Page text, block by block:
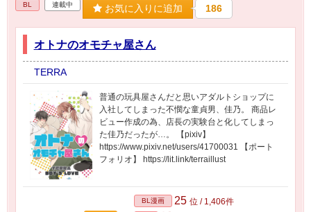
BL 連載中 お気に入りに追加 186
オトナのオモチャ屋さん
TERRA
普通の玩具屋さんだと思いアダルトショップに
入社してしまった不憫な童貞男、佳乃。 商品レ
ビュー作成の為、店長の実験台と化してしまっ
た佳乃だったが…。 【pixiv】
https://www.pixiv.net/users/41700031 【ポート
フォリオ】 https://lit.link/terraillust
BL漫画 25 位 / 1,406件